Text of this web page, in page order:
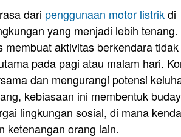
dari penggunaan motor listrikdi
yang menjadi lebih
aktivitas berkendara
pada pagi atau malam hari.
dan mengurangi potensi
kebiasaan ini membentuk
lingkungan sosial, di mana
ketenangan orang lain.